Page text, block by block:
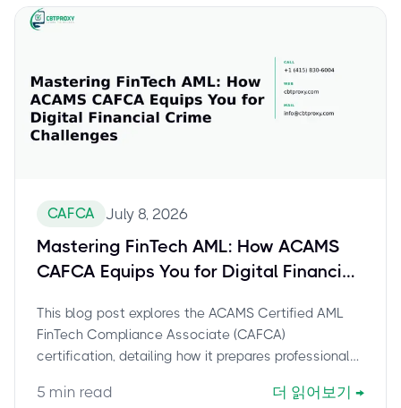
CAFCA July 8, 2026
Mastering FinTech AML: How ACAMS
CAFCA Equips You for Digital Financial
This blog post explores the ACAMS Certified AML
FinTech Compliance Associate (CAFCA)
certification, detailing how it prepares professionals
challenges. Discover CAFCA's curriculum addressing
5 min read 더 읽어보기 →